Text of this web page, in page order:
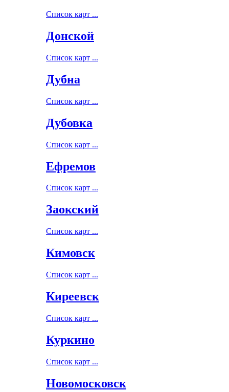
Список карт ...
Донской
Список карт ...
Дубна
Список карт ...
Дубовка
Список карт ...
Ефремов
Список карт ...
Заокский
Список карт ...
Кимовск
Список карт ...
Киреевск
Список карт ...
Куркино
Список карт ...
Новомосковск